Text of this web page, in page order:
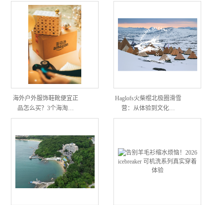
海外户外服饰鞋靴便宜正
品怎么买？3个海淘…
Haglofs火柴棍北极圈滑雪
营：从体验到文化…